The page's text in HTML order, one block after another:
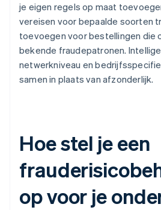
je eigen regels op maat
vereisen voor bepaalde soorten
toevoegen voor bestellingen die
bekende fraudepatronen.
netwerkniveau en
samen in plaats van afzonderlijk.
Hoe stel je een
op voor je